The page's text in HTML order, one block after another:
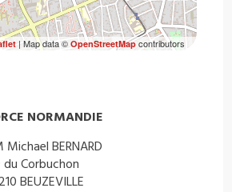
| Map data © OpenStreetMapcontributors
NORMANDIE
Michael BERNARD
du Corbuchon
BEUZEVILLE